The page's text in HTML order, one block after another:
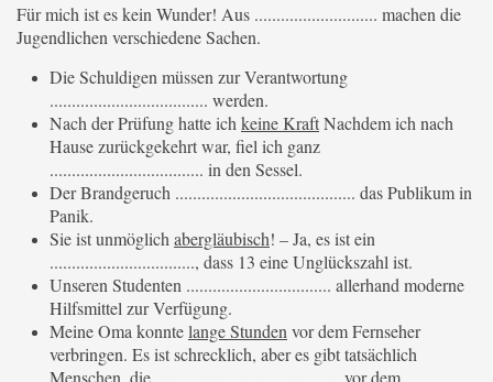
Für mich ist es kein Wunder! Aus ............................ machen die
Jugendlichen verschiedene Sachen.
Die Schuldigen müssen zur Verantwortung
.................................... werden.
Nach der Prüfung hatte ich keine KraftNachdem ich nach
Hause zurückgekehrt war, fiel ich ganz
................................... in den Sessel.
Der Brandgeruch ......................................... das Publikum in
Panik.
Sie ist unmöglich abergläubisch! – Ja, es ist ein
................................., dass 13 eine Unglückszahl ist.
Unseren Studenten ................................. allerhand moderne
Hilfsmittel zur Verfügung.
Meine Oma konntelange Stunden vor dem Fernseher
verbringen. Es ist schrecklich, aber es gibt tatsächlich
Menschen, die .......................................... vor dem